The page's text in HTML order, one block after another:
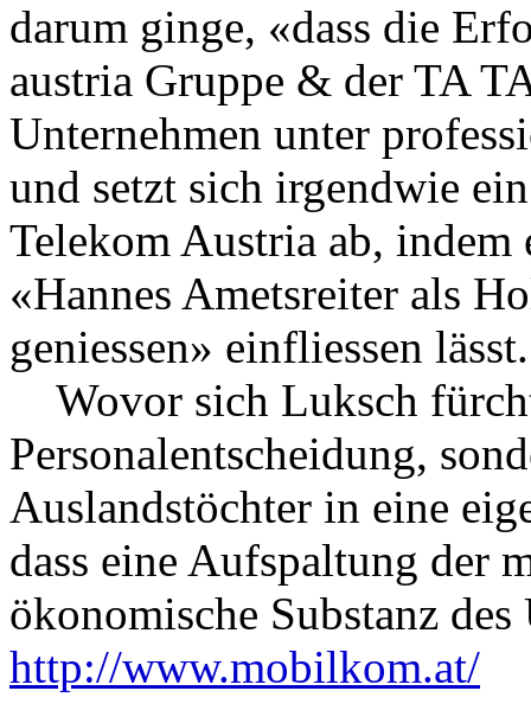
darum ginge, «dass die
austria Gruppe & der TA
Unternehmen unter
und setzt sich irgendwie
Telekom Austria ab, indem
«Hannes Ametsreiter als
geniessen» einfliessen lässt.
Wovor sich Luksch
Personalentscheidung,
Auslandstöchter in eine
dass eine Aufspaltung der
ökonomische Substanz
http://www.mobilkom.at/